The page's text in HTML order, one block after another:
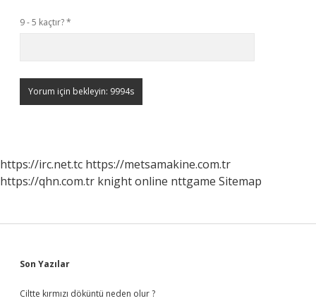
9 - 5 kaçtır?*
https://irc.net.tc https://metsamakine.com.tr
https://qhn.com.tr knight online nttgame Sitemap
Sidebar
Son Yazılar
Ciltte kırmızı döküntü neden olur ?